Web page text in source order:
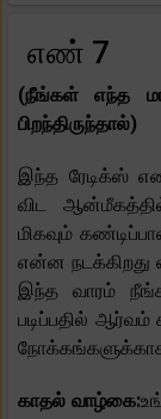
எண் 7
(நீங்கள் எந்த
பிறந்திருந்தால்)
இந்த ரேடிக்ஸ்
விட
மிகவும்
என்ன நடக்கிறது
இந்த வாரம்
படிப்பதில்
காதல் வாழ்கை: